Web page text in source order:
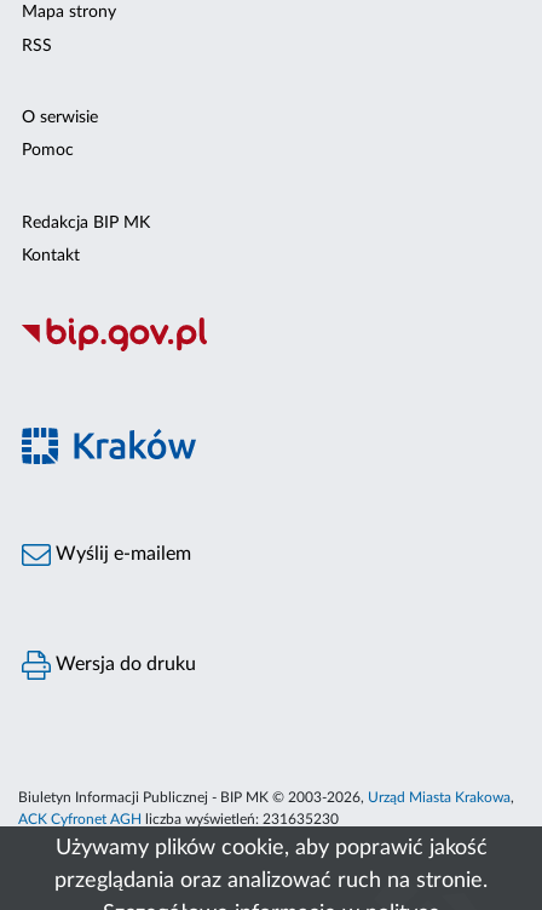
Używamy plików cookie, aby poprawić jakość
przeglądania oraz analizować ruch na stronie.
Mapa strony
RSS
O serwisie
Pomoc
Redakcja BIP MK
Kontakt
Wyślij e-mailem
Wersja do druku
Biuletyn Informacji Publicznej - BIP MK © 2003-2026, Urząd Miasta Krakowa,
ACK Cyfronet AGH
liczba wyświetleń: 231635230